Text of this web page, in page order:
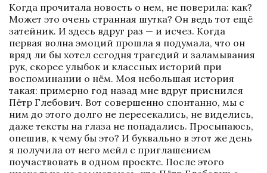
Когда прочитала новость о нем, не поверила: как?
Может это очень странная шутка? Он ведь тот ещё
затейник. И здесь вдруг раз — и исчез. Когда
первая волна эмоций прошла я подумала, что он
вряд ли бы хотел сегодня трагедий и заламывания
рук, скорее улыбок и классных историй при
воспоминании о нём. Моя небольшая история
такая: примерно год назад мне вдруг приснился
Пётр Глебович. Вот совершенно спонтанно, мы с
ним до этого долго не пересекались, не виделись,
даже тексты на глаза не попадались. Просыпаюсь,
опешив, к чему бы это? И буквально в этот же день
я получила от него мейл с приглашением
поучаствовать в одном проекте. После этого